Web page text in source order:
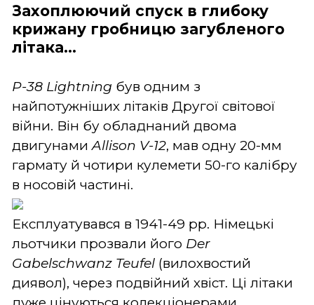
Захоплюючий спуск в глибоку
крижану гробницю загубленого
літака...
P-38 Lightning був одним з
найпотужніших літаків Другої світової
війни. Він бу обладнаний двома
двигунамиAllison V-12, мав одну 20-мм
гармату й чотири кулемети 50-го калібру
в носовій частині.
Експлуатувався в 1941-49 рр. Німецькі
льотчики прозвали його Der
Gabelschwanz Teufel (вилохвостий
диявол), через подвійний хвіст. Ці літаки